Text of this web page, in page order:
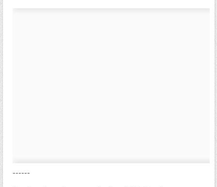
------